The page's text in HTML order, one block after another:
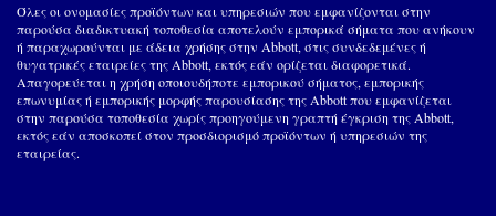
Όλες οι ονομασίες προϊόντων και υπηρεσιών που εμφανίζονται στην
παρούσα διαδικτυακή τοποθεσία αποτελούν εμπορικά σήματα που ανήκουν
ή παραχωρούνται με άδεια χρήσης στην Abbott, στις συνδεδεμένες ή
θυγατρικές εταιρείες της Abbott, εκτός εάν ορίζεται διαφορετικά.
Απαγορεύεται η χρήση οποιουδήποτε εμπορικού σήματος, εμπορικής
επωνυμίας ή εμπορικής μορφής παρουσίασης της Abbott που εμφανίζεται
στην παρούσα τοποθεσία χωρίς προηγούμενη γραπτή έγκριση της Abbott,
εκτός εάν αποσκοπεί στον προσδιορισμό προϊόντων ή υπηρεσιών της
εταιρείας.